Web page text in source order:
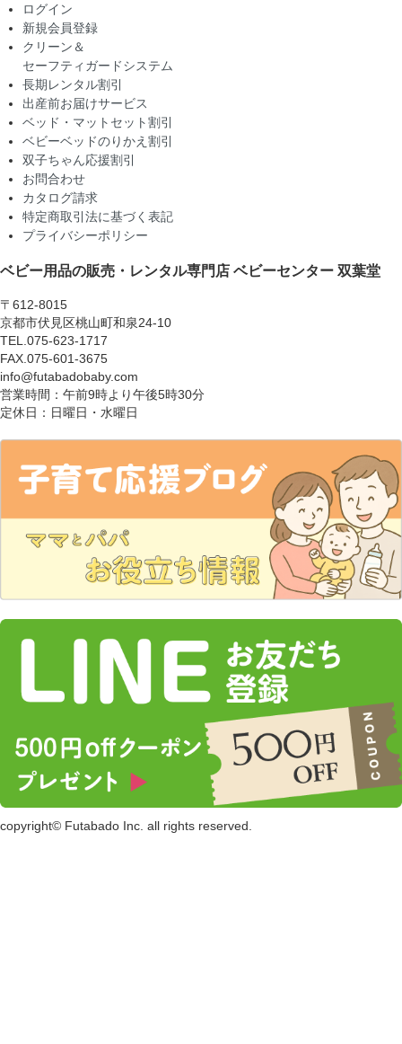
ログイン
新規会員登録
クリーン＆
セーフティガードシステム
長期レンタル割引
出産前お届けサービス
ベッド・マットセット割引
ベビーベッドのりかえ割引
双子ちゃん応援割引
お問合わせ
カタログ請求
特定商取引法に基づく表記
プライバシーポリシー
ベビー用品の販売・レンタル専門店 ベビーセンター 双葉堂
〒612-8015
京都市伏見区桃山町和泉24-10
TEL.075-623-1717
FAX.075-601-3675
info@futabadobaby.com
営業時間：午前9時より午後5時30分
定休日：日曜日・水曜日
copyright© Futabado Inc. all rights reserved.